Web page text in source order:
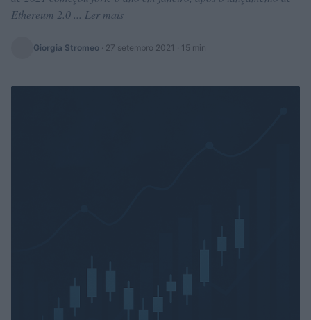
Ethereum 2.0 ... Ler mais
Giorgia Stromeo · 27 setembro 2021 · 15 min